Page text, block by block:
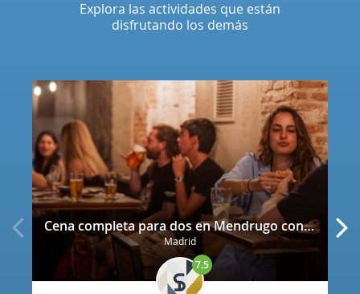
Cena completa para dos en Mendrugo con cerveza artesana incluida
Madrid
7.5
Explora las actividades que están
disfrutando los demás